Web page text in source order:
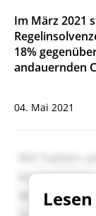
Im März 2021
18%
andauernden
04. Mai 2021